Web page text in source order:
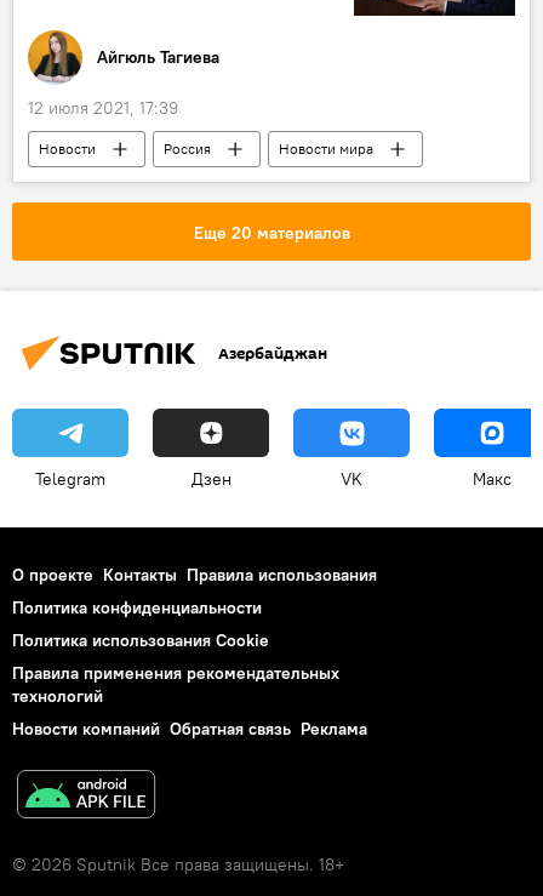
Айгюль Тагиева
12 июля 2021, 17:39
Новости Россия
Новости мира
Экономика
ОПЕК+
Президент РФ
Еще 20 материалов
Азербайджан
Telegram Дзен VK Макс
О проекте Контакты Правила использования
Политика конфиденциальности
Политика использования Cookie
Правила применения рекомендательных
технологий
Новости компаний Обратная связь Реклама
© 2026 Sputnik Все права защищены. 18+